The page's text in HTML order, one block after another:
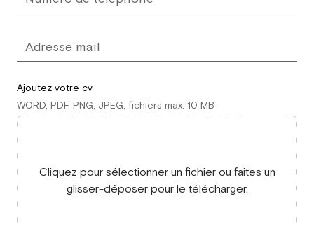
Ajoutez votre cv
WORD, PDF, PNG, JPEG, fichiers max. 10 MB
Cliquez pour sélectionner un fichier ou faites un
glisser-déposer pour le télécharger.